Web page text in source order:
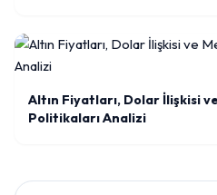
Altın Fiyatları, Dolar İlişkisi
Politikaları Analizi